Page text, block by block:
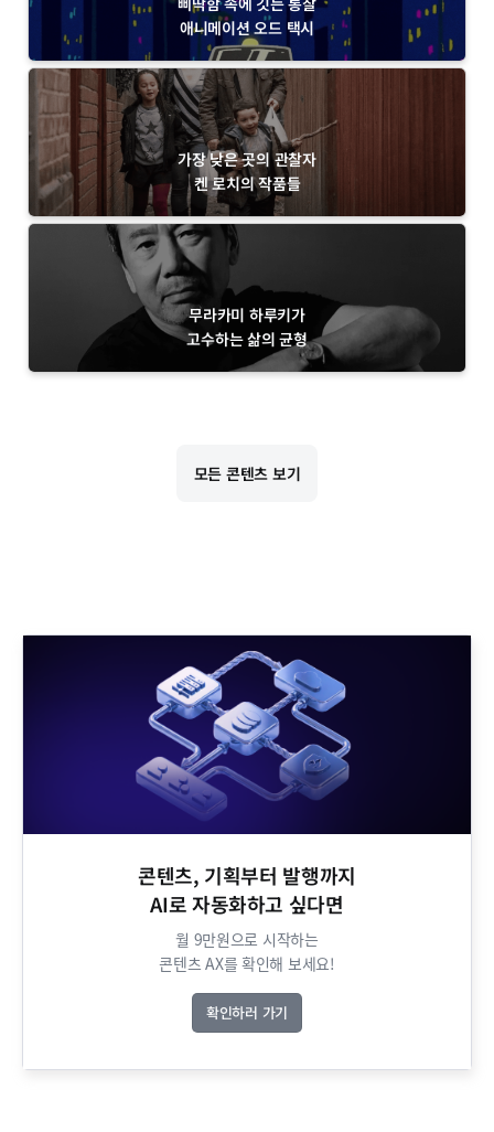
애니메이션 오드 택시
가장 낮은 곳의 관찰자
켄 로치의 작품들
무라카미 하루키가
고수하는 삶의 균형
모든 콘텐츠 보기
콘텐츠, 기획부터 발행까지
AI로 자동화하고 싶다면​
월 9만원으로 시작하는
콘텐츠 AX를 확인해 보세요!
확인하러 가기